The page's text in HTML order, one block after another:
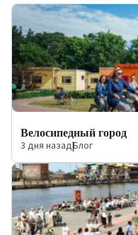
Велосипедный город
3 дня назад|Блог